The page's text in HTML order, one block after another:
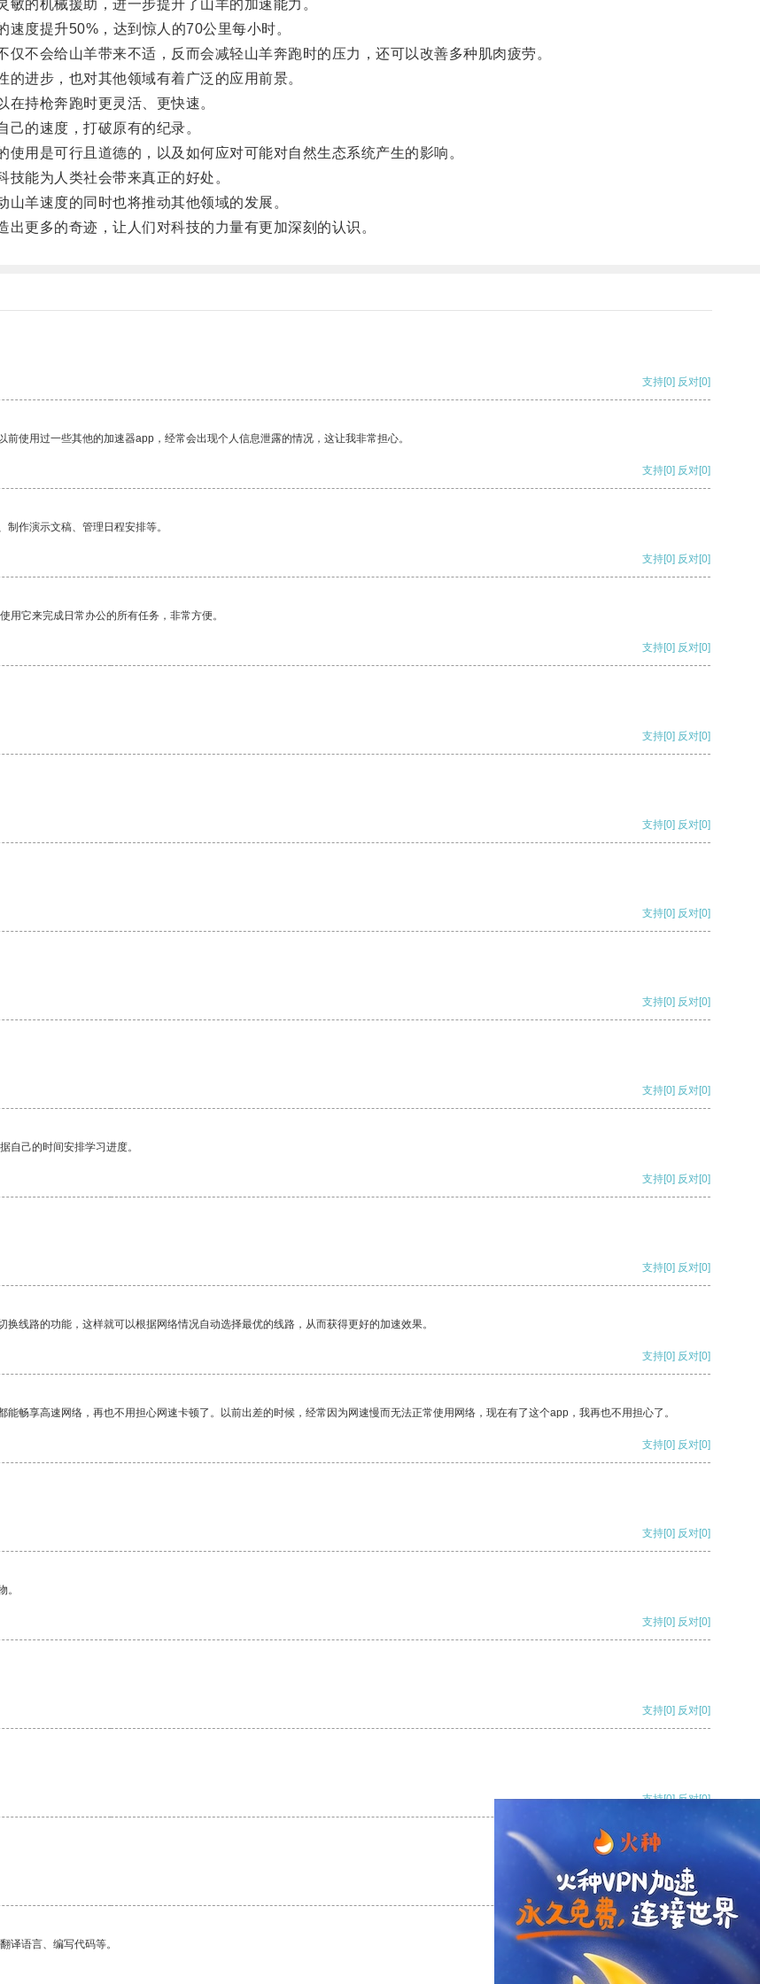
的机械援助，进一步提升了山羊的加速能力。
度提升50%，达到惊人的70公里每小时。
会给山羊带来不适，反而会减轻山羊奔跑时的压力，还可以改善多种肌肉疲劳。
进步，也对其他领域有着广泛的应用前景。
持枪奔跑时更灵活、更快速。
的速度，打破原有的纪录。
是可行且道德的，以及如何应对可能对自然生态系统产生的影响。
能为人类社会带来真正的好处。
羊速度的同时也将推动其他领域的发展。
更多的奇迹，让人们对科技的力量有更加深刻的认识。
支持[0] 反对[0]
使用过一些其他的加速器app，经常会出现个人信息泄露的情况，这让我非常担心。
支持[0] 反对[0]
作演示文稿、管理日程安排等。
支持[0] 反对[0]
它来完成日常办公的所有任务，非常方便。
支持[0] 反对[0]
支持[0] 反对[0]
支持[0] 反对[0]
支持[0] 反对[0]
支持[0] 反对[0]
支持[0] 反对[0]
自己的时间安排学习进度。
支持[0] 反对[0]
支持[0] 反对[0]
线路的功能，这样就可以根据网络情况自动选择最优的线路，从而获得更好的加速效果。
支持[0] 反对[0]
畅享高速网络，再也不用担心网速卡顿了。以前出差的时候，经常因为网速慢而无法正常使用网络，现在有了这个app，我再也不用担心了。
支持[0] 反对[0]
支持[0] 反对[0]
。
支持[0] 反对[0]
支持[0] 反对[0]
支持[0] 反对[0]
支持[0] 反对
译语言、编写代码等。
支持